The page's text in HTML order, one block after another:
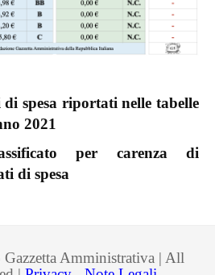
spesa riportati nelle tabelle
2021
per carenza di
di spesa
Amministrativa | All